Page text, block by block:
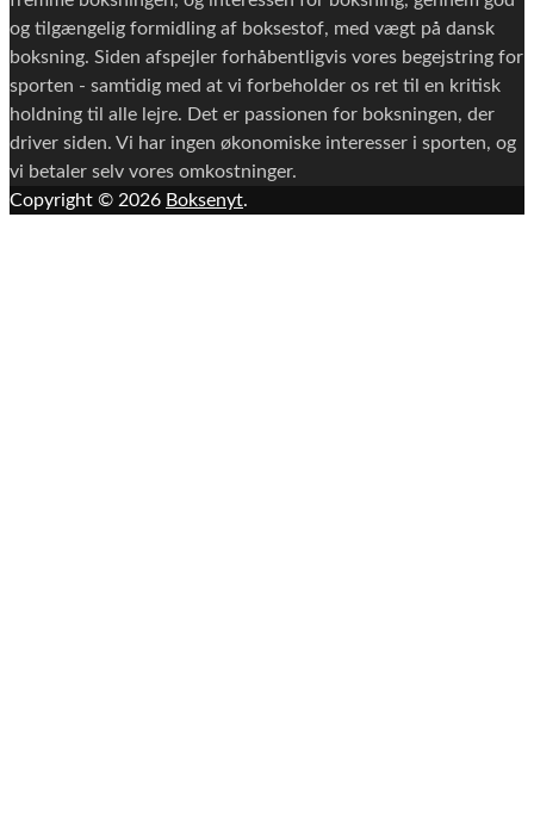
og tilgængelig formidling af boksestof, med vægt på dansk
boksning. Siden afspejler forhåbentligvis vores begejstring for
sporten - samtidig med at vi forbeholder os ret til en kritisk
holdning til alle lejre. Det er passionen for boksningen, der
driver siden. Vi har ingen økonomiske interesser i sporten, og
vi betaler selv vores omkostninger.
Copyright © 2026 Boksenyt.